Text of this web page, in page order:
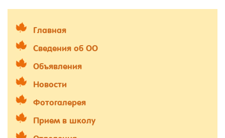
Главная
Сведения об ОО
Объявления
Новости
Фотогалерея
Прием в школу